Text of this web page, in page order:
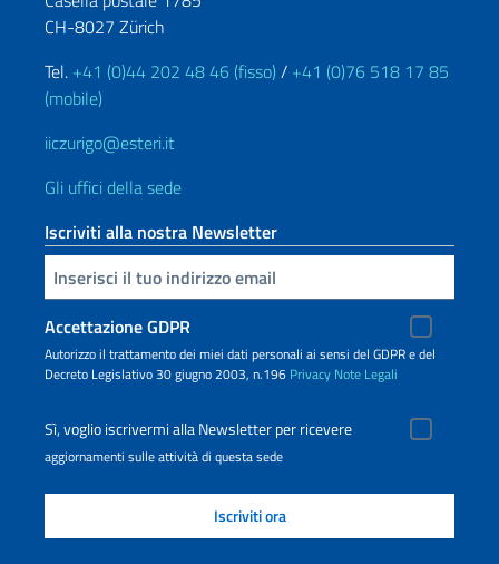
CH-8027 Zürich
Tel. +41 (0)44 202 48 46 (fisso) / +41 (0)76 518 17 85
(mobile)
iiczurigo@esteri.it
Gli uffici della sede
Iscriviti alla nostra Newsletter
Inserisci la tua email
Accettazione GDPR
Autorizzo il trattamento dei miei dati personali ai sensi del GDPR e del
Decreto Legislativo 30 giugno 2003, n.196 Privacy Note Legali
Sì, voglio iscrivermi alla Newsletter per ricevere
aggiornamenti sulle attività di questa sede